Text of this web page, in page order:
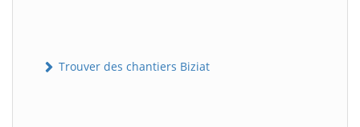
Trouver des chantiers Biziat